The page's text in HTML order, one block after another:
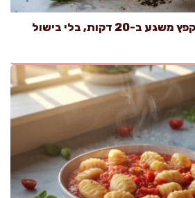
קט ירקות קפואים מוקפץ משגע ב-20 דקות, בלי בישול